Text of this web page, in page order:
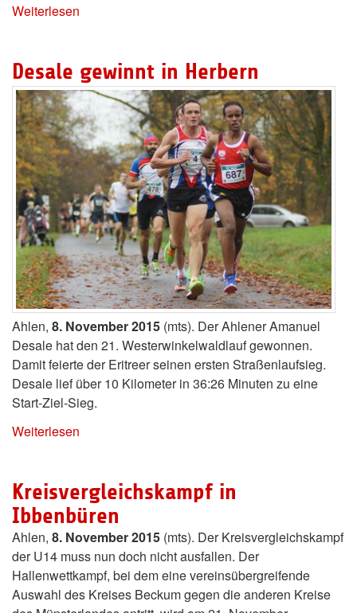
Weiterlesen
Desale gewinnt in Herbern
Ahlen, 8. November 2015 (mts). Der Ahlener Amanuel
Desale hat den 21. Westerwinkelwaldlauf gewonnen.
Damit feierte der Eritreer seinen ersten Straßenlaufsieg.
Desale lief über 10 Kilometer in 36:26 Minuten zu eine
Start-Ziel-Sieg.
Weiterlesen
Kreisvergleichskampf in
Ibbenbüren
Ahlen, 8. November 2015 (mts). Der Kreisvergleichskampf
der U14 muss nun doch nicht ausfallen. Der
Hallenwettkampf, bei dem eine vereinsübergreifende
Auswahl des Kreises Beckum gegen die anderen Kreise